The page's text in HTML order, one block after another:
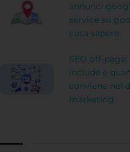
annunci
service su
cosa sapere
SEO off-page:
include e
conviene nel
marketing